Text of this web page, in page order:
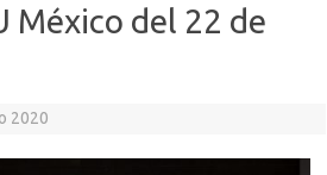
México del 22 de
2020